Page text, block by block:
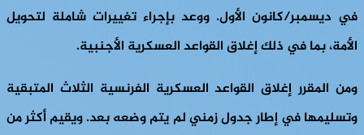
في ديسمبر/كانون الأول. ووعد بإجراء تغييرات شاملة لتحويل
الأمة، بما في ذلك إغلاق القواعد العسكرية الأجنبية.
ومن المقرر إغلاق القواعد العسكرية الفرنسية الثلاث المتبقية
وتسليمها في إطار جدول زمني لم يتم وضعه بعد. ويقيم أكثر من